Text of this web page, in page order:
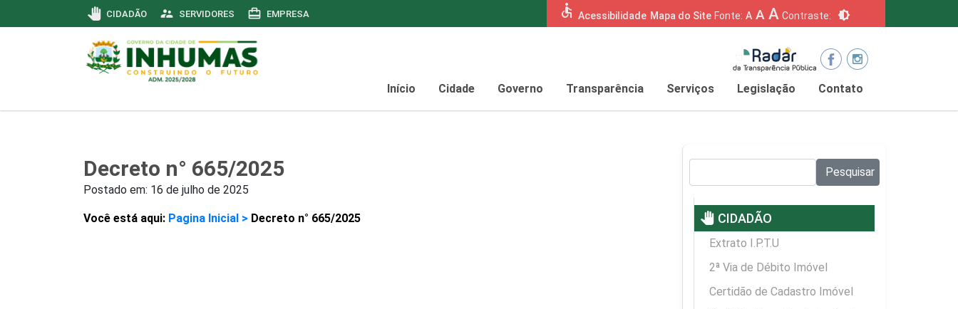
pan_tool CIDADÃO supervisor_account SERVIDORES card_travel EMPRESA accessible Acessibilidade Mapa do Site Fonte: A A A Contraste: brightness_6
Início Cidade Governo Transparência Serviços Legislação Contato
Decreto n° 665/2025
Postado em: 16 de julho de 2025
Você está aqui: Pagina Inicial > Decreto n° 665/2025
Pesquisar
pan_tool CIDADÃO
Extrato I.P.T.U
2ª Via de Débito Imóvel
Certidão de Cadastro Imóvel